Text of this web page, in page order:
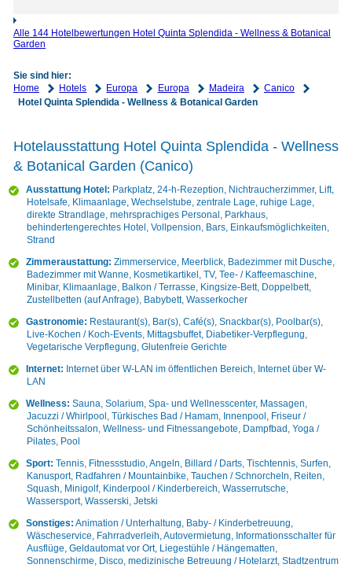
Alle 144 Hotelbewertungen Hotel Quinta Splendida - Wellness & Botanical
Garden
Sie sind hier:
Home
Hotels Europa Europa Madeira
Canico
Hotel Quinta Splendida - Wellness & Botanical Garden
Hotelausstattung Hotel Quinta Splendida - Wellness
& Botanical Garden (Canico)
Ausstattung Hotel: Parkplatz, 24-h-Rezeption, Nichtraucherzimmer, Lift,
Hotelsafe, Klimaanlage, Wechselstube, zentrale Lage, ruhige Lage,
direkte Strandlage, mehrsprachiges Personal, Parkhaus,
behindertengerechtes Hotel, Vollpension, Bars, Einkaufsmöglichkeiten,
Strand
Zimmeraustattung: Zimmerservice, Meerblick, Badezimmer mit Dusche,
Badezimmer mit Wanne, Kosmetikartikel, TV, Tee- / Kaffeemaschine,
Minibar, Klimaanlage, Balkon / Terrasse, Kingsize-Bett, Doppelbett,
Zustellbetten (auf Anfrage), Babybett, Wasserkocher
Gastronomie: Restaurant(s), Bar(s), Café(s), Snackbar(s), Poolbar(s),
Live-Kochen / Koch-Events, Mittagsbuffet, Diabetiker-Verpflegung,
Vegetarische Verpflegung, Glutenfreie Gerichte
Internet: Internet über W-LAN im öffentlichen Bereich, Internet über W-
LAN
Wellness: Sauna, Solarium, Spa- und Wellnesscenter, Massagen,
Jacuzzi / Whirlpool, Türkisches Bad / Hamam, Innenpool, Friseur /
Schönheitssalon, Wellness- und Fitnessangebote, Dampfbad, Yoga /
Pilates, Pool
Sport: Tennis, Fitnessstudio, Angeln, Billard / Darts, Tischtennis, Surfen,
Kanusport, Radfahren / Mountainbike, Tauchen / Schnorcheln, Reiten,
Squash, Minigolf, Kinderpool / Kinderbereich, Wasserrutsche,
Wassersport, Wasserski, Jetski
Sonstiges: Animation / Unterhaltung, Baby- / Kinderbetreuung,
Wäscheservice, Fahrradverleih, Autovermietung, Informationsschalter für
Ausflüge, Geldautomat vor Ort, Liegestühle / Hängematten,
Sonnenschirme, Disco, medizinische Betreuung / Hotelarzt, Stadtzentrum